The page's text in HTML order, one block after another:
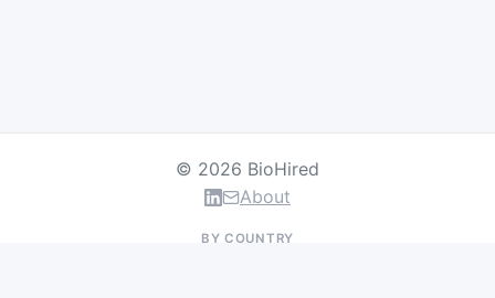
© 2026 BioHired
About
BY COUNTRY